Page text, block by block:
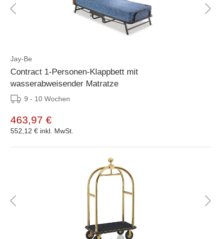
Jay-Be
Contract 1-Personen-Klappbett mit
wasserabweisender Matratze
9 - 10 Wochen
463,97 €
552,12 € inkl. MwSt.